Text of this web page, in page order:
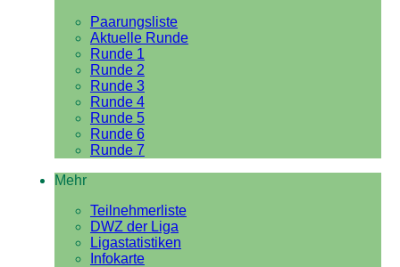
Paarungsliste
Aktuelle Runde
Runde 1
Runde 2
Runde 3
Runde 4
Runde 5
Runde 6
Runde 7
Mehr
Teilnehmerliste
DWZ der Liga
Ligastatistiken
Infokarte